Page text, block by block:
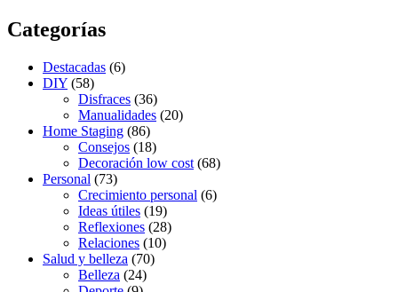
Categorías
Destacadas (6)
DIY (58)
Disfraces (36)
Manualidades (20)
Home Staging (86)
Consejos (18)
Decoración low cost (68)
Personal (73)
Crecimiento personal (6)
Ideas útiles (19)
Reflexiones (28)
Relaciones (10)
Salud y belleza (70)
Belleza (24)